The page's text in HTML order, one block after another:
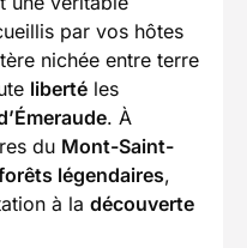
par vos hôtes
nichée entre terre
liberté les
. À
du Mont-Saint-
légendaires,
à la découverte